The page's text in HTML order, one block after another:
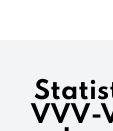
VVV-